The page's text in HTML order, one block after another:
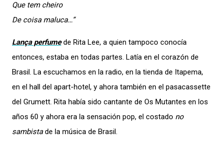
Que tem cheiro
De coisa maluca…”
Lança perfumede Rita Lee, a quien tampoco conocía
entonces, estaba en todas partes. Latía en el corazón de
Brasil. La escuchamos en la radio, en la tienda de Itapema,
en el hall del apart-hotel, y ahora también en el pasacassette
del Grumett. Rita había sido cantante de Os Mutantes en los
años 60 y ahora era la sensación pop, el costado no
sambistade la música de Brasil.